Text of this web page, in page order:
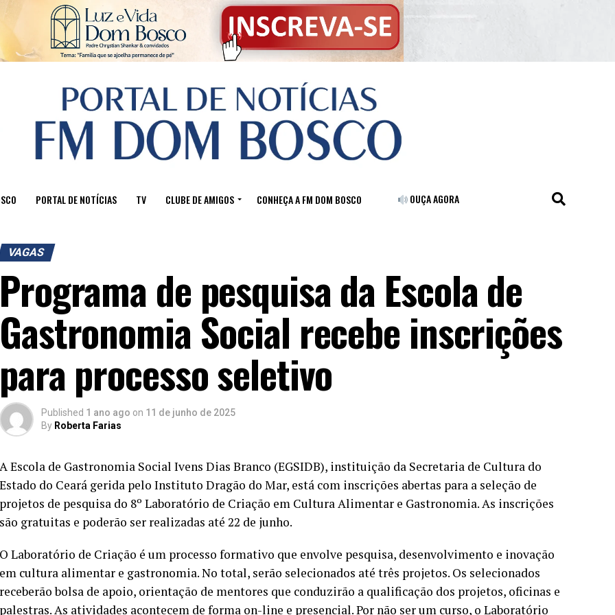
PORTAL DE NOTÍCIAS TV CLUBE DE AMIGOS CONHEÇA A FM DOM BOSCO OUÇA AGORA
VAGAS
Programa de pesquisa da Escola de
Gastronomia Social recebe inscrições
para processo seletivo
Published 1 ano ago on 11 de junho de 2025
By Roberta Farias
A Escola de Gastronomia Social Ivens Dias Branco (EGSIDB), instituição da Secretaria de Cultura do
Estado do Ceará gerida pelo Instituto Dragão do Mar, está com inscrições abertas para a seleção de
projetos de pesquisa do 8º Laboratório de Criação em Cultura Alimentar e Gastronomia. As inscrições
são gratuitas e poderão ser realizadas até 22 de junho.
O Laboratório de Criação é um processo formativo que envolve pesquisa, desenvolvimento e inovação
em cultura alimentar e gastronomia. No total, serão selecionados até três projetos. Os selecionados
receberão bolsa de apoio, orientação de mentores que conduzirão a qualificação dos projetos, oficinas e
palestras. As atividades acontecem de forma on-line e presencial. Por não ser um curso, o Laboratório